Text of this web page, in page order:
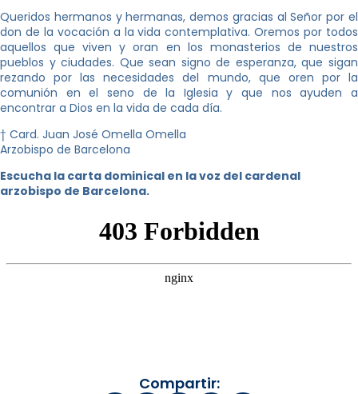
Queridos hermanos y hermanas, demos gracias al Señor por el
don de la vocación a la vida contemplativa. Oremos por todos
aquellos que viven y oran en los monasterios de nuestros
pueblos y ciudades. Que sean signo de esperanza, que sigan
rezando por las necesidades del mundo, que oren por la
comunión en el seno de la Iglesia y que nos ayuden a
encontrar a Dios en la vida de cada día.
† Card. Juan José Omella Omella
Arzobispo de Barcelona
Escucha la carta dominical en la voz del cardenal
arzobispo de Barcelona.
Compartir: